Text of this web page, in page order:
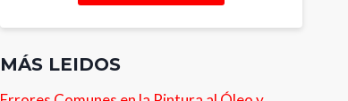
MÁS LEIDOS